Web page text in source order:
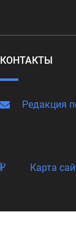
КОНТАКТЫ
Редакция
Карта